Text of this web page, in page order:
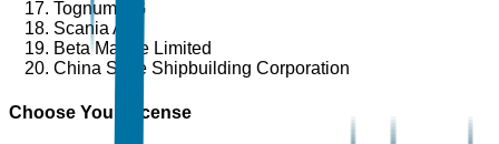
Tognum AG
Scania AB
Beta Marine Limited
China State Shipbuilding Corporation
Choose Your License